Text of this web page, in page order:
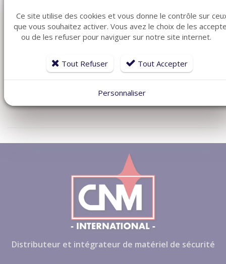
FINSECUR
Sextant DOR
501,82 €
Distributeur et intégrateur de matériel de sécurité
Ce site utilise des cookies et vous donne le contrôle sur
que vous souhaitez activer. Vous avez le choix de les
ou de les refuser pour naviguer sur notre site internet.
Tout Refuser Tout Accepter
Personnaliser